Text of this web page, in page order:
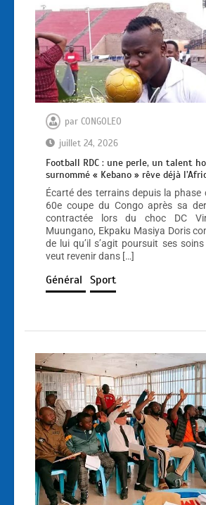
par CONGOLEO
juillet 24, 2026
Football RDC : une perle, un talent
surnommé « Kebano » rêve déjà
Écarté des terrains depuis la phase
60e coupe du Congo après sa
contractée lors du choc DC
Muungano, Ekpaku Masiya Doris
de lui qu’il s’agit poursuit ses
veut revenir dans […]
Général Sport